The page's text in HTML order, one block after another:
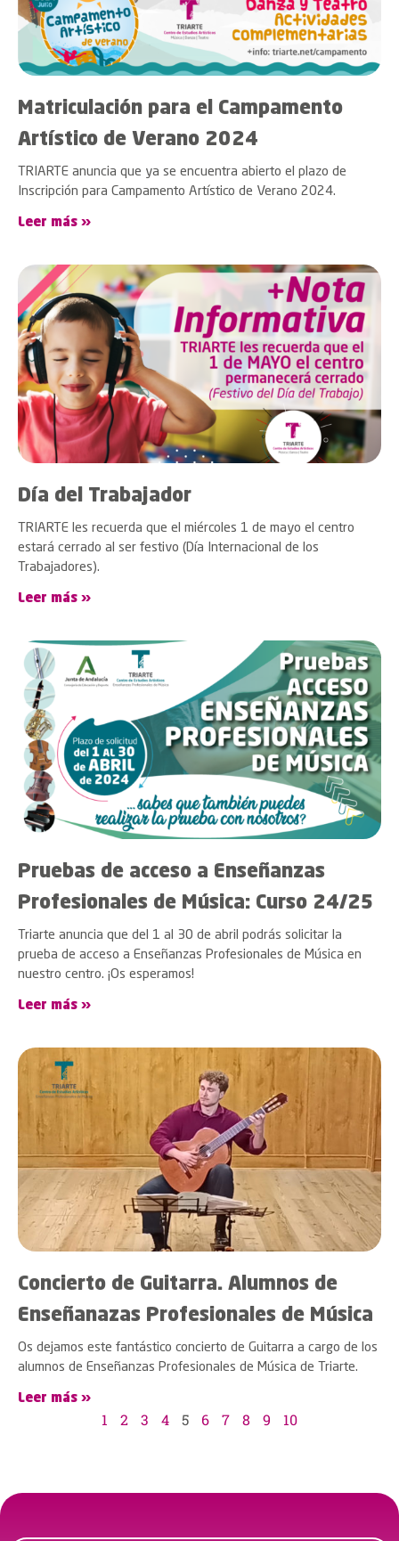
Matriculación para el Campamento
Artístico de Verano 2024
TRIARTE anuncia que ya se encuentra abierto el plazo de
Inscripción para Campamento Artístico de Verano 2024.
Leer más »
Día del Trabajador
TRIARTE les recuerda que el miércoles 1 de mayo el centro
estará cerrado al ser festivo (Día Internacional de los
Trabajadores).
Leer más »
Pruebas de acceso a Enseñanzas
Profesionales de Música: Curso 24/25
Triarte anuncia que del 1 al 30 de abril podrás solicitar la
prueba de acceso a Enseñanzas Profesionales de Música en
nuestro centro. ¡Os esperamos!
Leer más »
Concierto de Guitarra. Alumnos de
Enseñanazas Profesionales de Música
Os dejamos este fantástico concierto de Guitarra a cargo de los
alumnos de Enseñanzas Profesionales de Música de Triarte.
Leer más »
1 2 3 4 5 6 7 8 9 10